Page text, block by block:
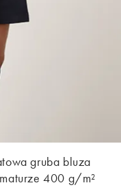
gruba bluza
400 g/m²